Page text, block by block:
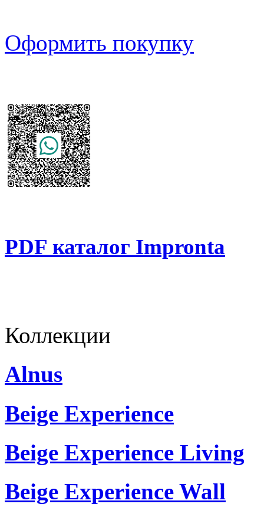
Оформить покупку
PDF каталог Impronta
Коллекции
Alnus
Beige Experience
Beige Experience Living
Beige Experience Wall